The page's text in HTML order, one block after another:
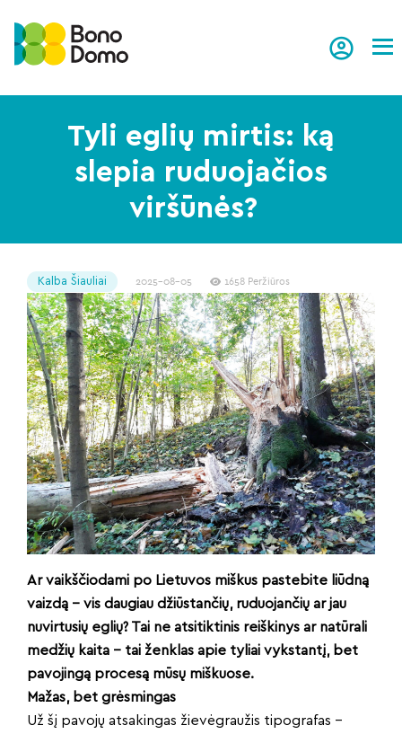
Tyli eglių mirtis: ką
slepia ruduojačios
viršūnės?
Kalba Šiauliai 2025-08-05 1658 Peržiūros
Ar vaikščiodami po Lietuvos miškus pastebite liūdną
vaizdą – vis daugiau džiūstančių, ruduojančių ar jau
nuvirtusių eglių? Tai ne atsitiktinis reiškinys ar natūrali
medžių kaita – tai ženklas apie tyliai vykstantį, bet
pavojingą procesą mūsų miškuose.
Mažas, bet grėsmingas
Už šį pavojų atsakingas žievėgraužis tipografas –